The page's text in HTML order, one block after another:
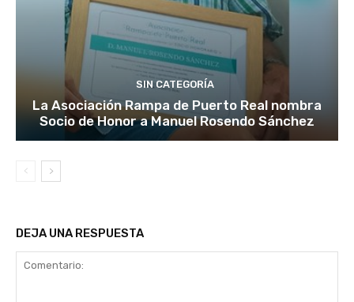
SIN CATEGORÍA
La Asociación Rampa de Puerto Real nombra
Socio de Honor a Manuel Rosendo Sánchez
DEJA UNA RESPUESTA